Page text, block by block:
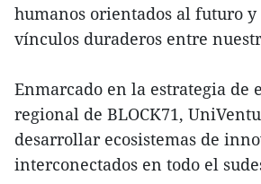
humanos orientados al futuro y
vínculos duraderos entre
Enmarcado en la estrategia de
regional de BLOCK71,
desarrollar ecosistemas de
interconectados en todo el